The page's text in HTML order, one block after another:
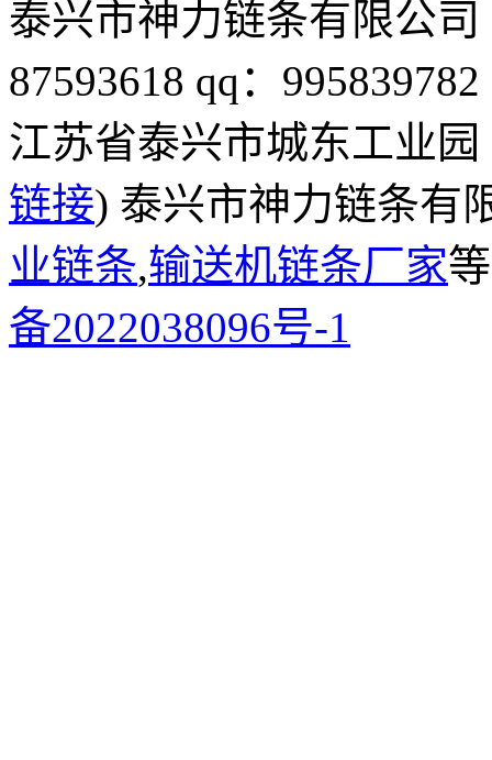
泰兴市神力链条有限公
87593618 qq：995839782
江苏省泰兴市城东工业园
链接) 泰兴市神力链条有
业链条,输送机链条厂家
备2022038096号-1